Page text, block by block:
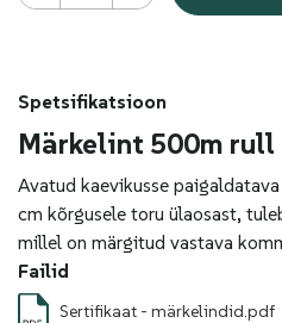
Spetsifikatsioon
Märkelint 500m rull
Avatud kaevikusse
cm kõrgusele toru ülaosast,
millel on märgitud vastava
Failid
Sertifikaat - märkelindid.pdf